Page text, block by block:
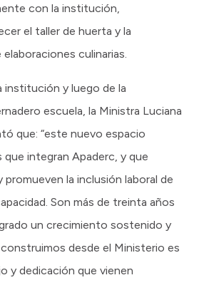
con la institución,
el taller de huerta y la
culinarias.
institución y luego de la
escuela, la Ministra Luciana
que: “este nuevo espacio
que integran Apaderc, y que
promueven la inclusión laboral de
Son más de treinta años
un crecimiento sostenido y
desde el Ministerio es
y dedicación que vienen